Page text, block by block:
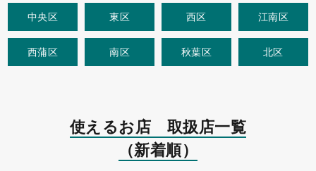
中央区 東区 西区 江南区
西蒲区 南区 秋葉区 北区
使えるお店 取扱店一覧
（新着順）